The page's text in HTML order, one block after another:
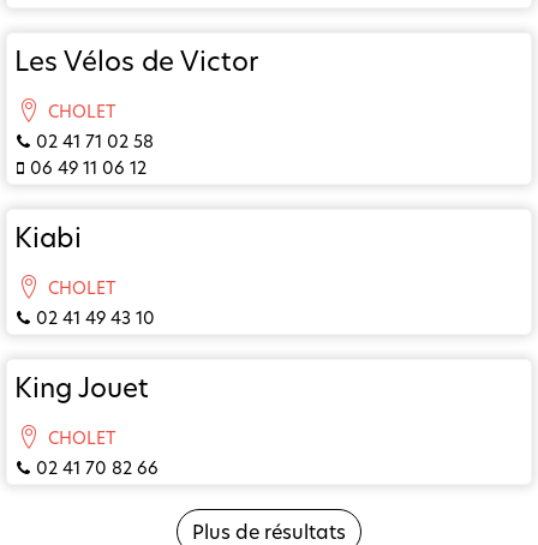
Les Vélos de Victor
CHOLET
02 41 71 02 58
06 49 11 06 12
Kiabi
CHOLET
02 41 49 43 10
King Jouet
CHOLET
02 41 70 82 66
Plus de résultats